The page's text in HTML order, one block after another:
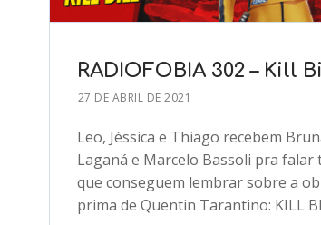
RADIOFOBIA 302 – Kill
27 DE ABRIL DE 2021
Leo, Jéssica e Thiago recebem
Laganá e Marcelo Bassoli pra falar
que conseguem lembrar sobre a
prima de Quentin Tarantino: KILL